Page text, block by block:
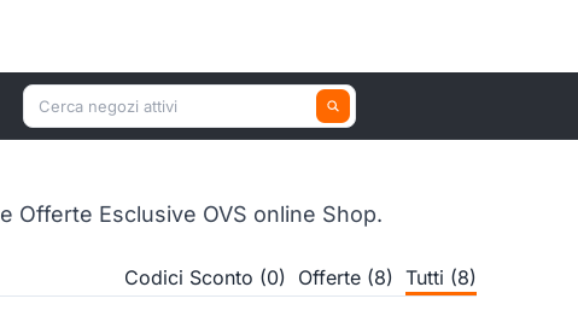
Cerca un negozio attivo
Offerte Esclusive OVS online Shop.
Codici Sconto (0) Offerte (8) Tutti (8)